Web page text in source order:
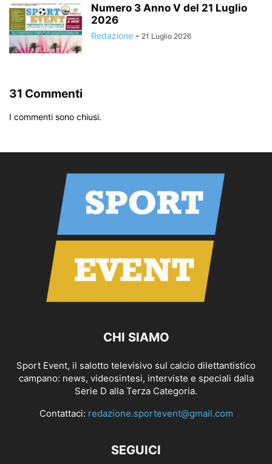
Numero 3 Anno V del 21 Luglio
2026
Redazione - 21 Luglio 2026
31 Commenti
I commenti sono chiusi.
CHI SIAMO
Sport Event, il salotto televisivo sul calcio dilettantistico
campano: news, videosintesi, interviste e speciali dalla
Serie D alla Terza Categoria.
Contattaci: redazione.sportevent@gmail.com
SEGUICI